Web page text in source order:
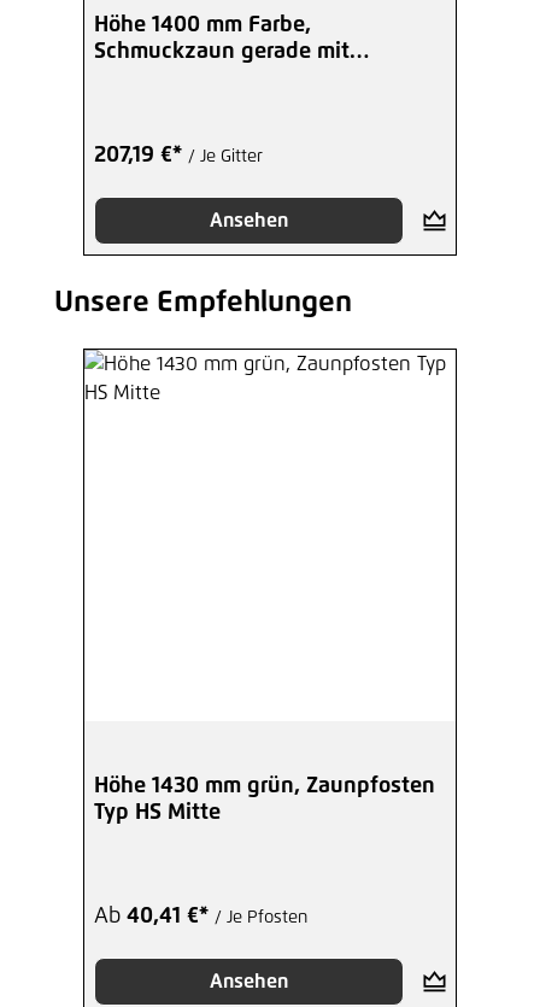
Höhe 1400 mm Farbe,
Schmuckzaun gerade mit
207,19 €* / Je Gitter
Ansehen
Produktgalerie überspringen
Unsere Empfehlungen
Höhe 1430 mm grün, Zaunpfosten
Typ HS Mitte
Ab 40,41 €* / Je Pfosten
Ansehen